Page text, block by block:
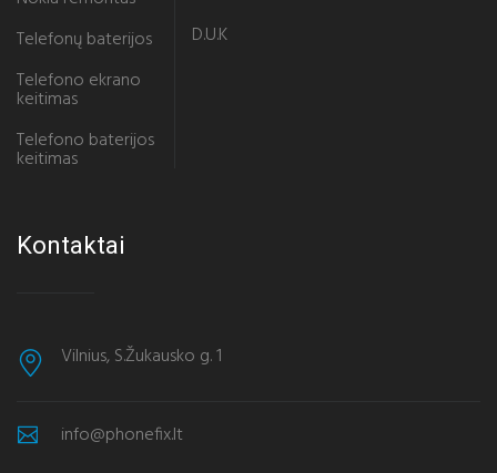
Telefonų baterijos
Telefono ekrano
keitimas
Telefono baterijos
keitimas
D.U.K
Kontaktai
Vilnius, S.Žukausko g. 1
info@phonefix.lt